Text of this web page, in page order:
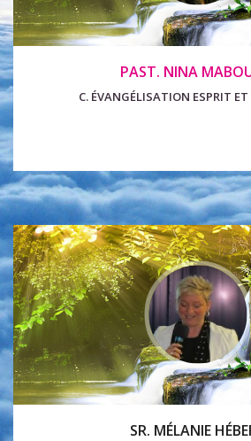
PAST. NINA
C. ÉVANGÉLISATION ESPRIT ET
SR. MÉLANIE